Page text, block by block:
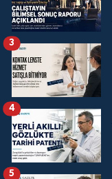
3
4
5